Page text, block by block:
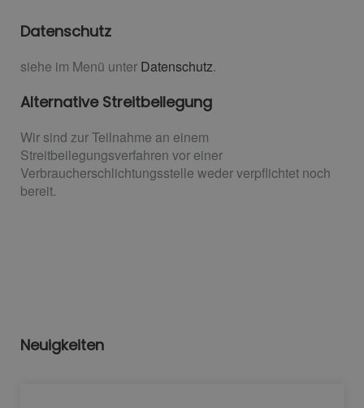
Datenschutz
siehe im Menü unter Datenschutz.
Alternative Streitbeilegung
Wir sind zur Teilnahme an einem
Streitbeilegungsverfahren vor einer
Verbraucherschlichtungsstelle weder verpflichtet noch
bereit.
Neuigkeiten